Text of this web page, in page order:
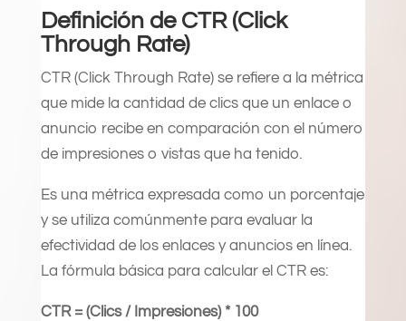
Definición de CTR (Click
Through Rate)
CTR (Click Through Rate) se refiere a la métrica
que mide la cantidad de clics que un enlace o
anuncio recibe en comparación con el número
de impresiones o vistas que ha tenido.
Es una métrica expresada como un porcentaje
y se utiliza comúnmente para evaluar la
efectividad de los enlaces y anuncios en línea.
La fórmula básica para calcular el CTR es:
CTR = (Clics / Impresiones) * 100